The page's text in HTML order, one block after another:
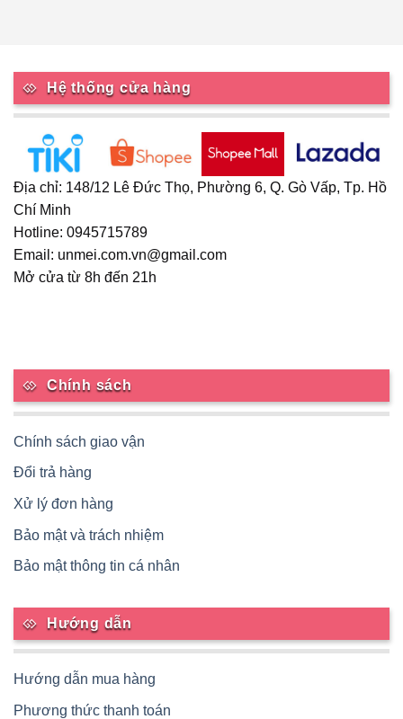
Các
tùy
chọn
thể
chọn
trang
sản
phẩm
Hệ thống cửa hàng
Địa chỉ: 148/12 Lê Đức Thọ, Phường 6, Q. Gò Vấp, Tp. Hồ
Chí Minh
Hotline: 0945715789
Email: unmei.com.vn@gmail.com
Mở cửa từ 8h đến 21h
Chính sách
Chính sách giao vận
Đổi trả hàng
Xử lý đơn hàng
Bảo mật và trách nhiệm
Bảo mật thông tin cá nhân
Hướng dẫn
Hướng dẫn mua hàng
Phương thức thanh toán